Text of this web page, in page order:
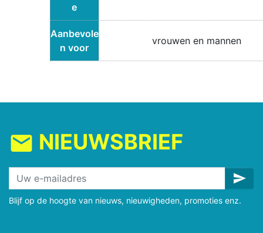
e
Aanbevole
n voor
vrouwen en mannen
mail NIEUWSBRIEF
send
Blijf op de hoogte van nieuws, nieuwigheden, promoties enz.